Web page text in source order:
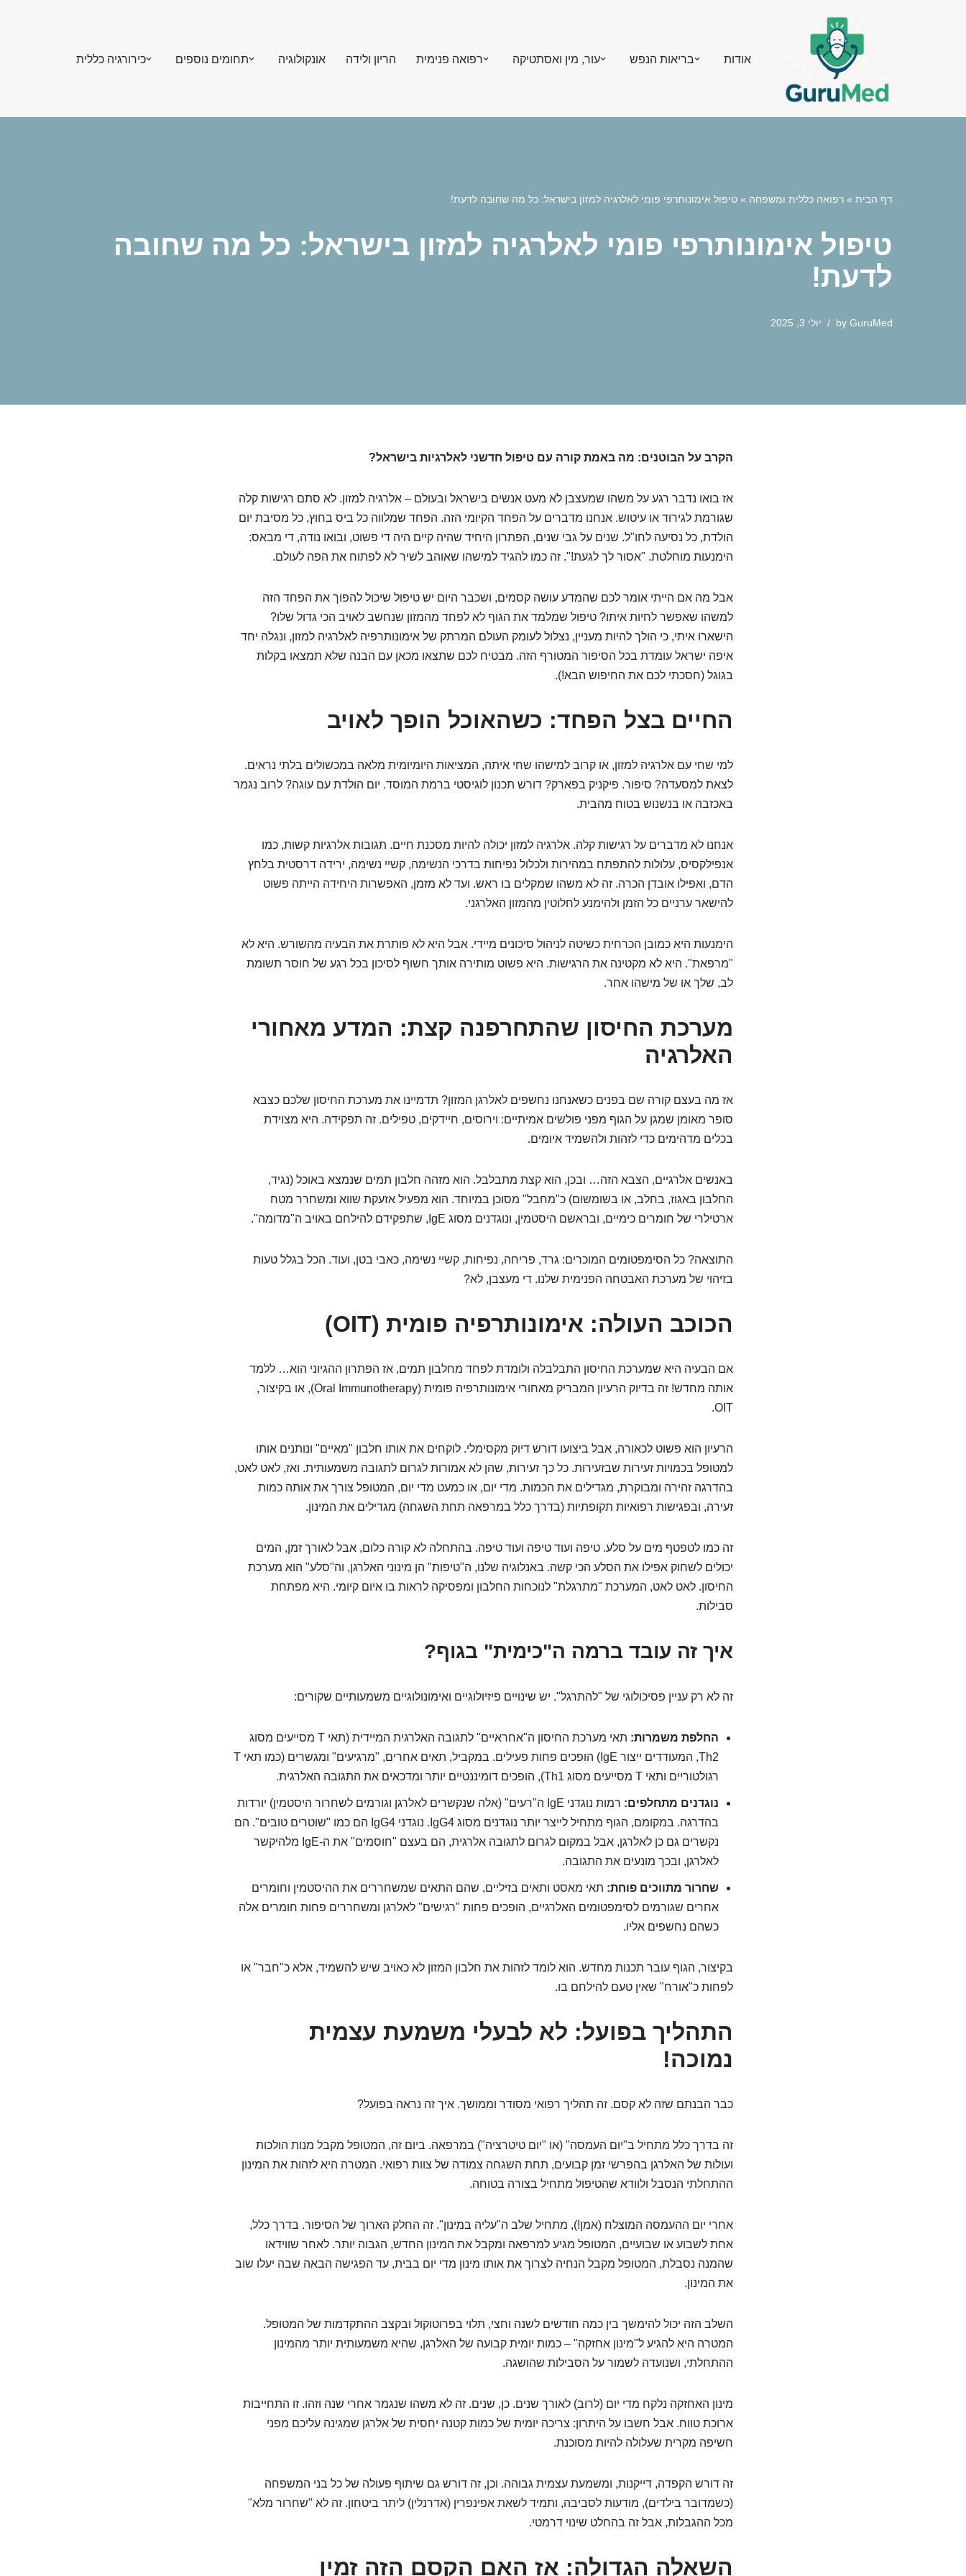
אודות בריאות הנפש עור, מין ואסתטיקה רפואה פנימית הריון ולידה אונקולוגיה תחומים נוספים כירורגיה כללית
דף הבית » רפואה כללית ומשפחה » טיפול אימונותרפי פומי לאלרגיה למזון בישראל: כל מה שחובה לדעת!
טיפול אימונותרפי פומי לאלרגיה למזון בישראל: כל מה שחובה
לדעת!
by GuruMed יולי 3, 2025
הקרב על הבוטנים: מה באמת קורה עם טיפול חדשני לאלרגיות בישראל?
אז בואו נדבר רגע על משהו שמעצבן לא מעט אנשים בישראל ובעולם – אלרגיה למזון. לא סתם רגישות קלה
שגורמת לגירוד או עיטוש. אנחנו מדברים על הפחד הקיומי הזה. הפחד שמלווה כל ביס בחוץ, כל מסיבת יום
הולדת, כל נסיעה לחו"ל. שנים על גבי שנים, הפתרון היחיד שהיה קיים היה די פשוט, ובואו נודה, די מבאס:
הימנעות מוחלטת. "אסור לך לגעת!". זה כמו להגיד למישהו שאוהב לשיר לא לפתוח את הפה לעולם.
אבל מה אם הייתי אומר לכם שהמדע עושה קסמים, ושכבר היום יש טיפול שיכול להפוך את הפחד הזה
למשהו שאפשר לחיות איתו? טיפול שמלמד את הגוף לא לפחד מהמזון שנחשב לאויב הכי גדול שלו?
הישארו איתי, כי הולך להיות מעניין, נצלול לעומק העולם המרתק של אימונותרפיה לאלרגיה למזון, ונגלה יחד
איפה ישראל עומדת בכל הסיפור המטורף הזה. מבטיח לכם שתצאו מכאן עם הבנה שלא תמצאו בקלות
בגוגל (חסכתי לכם את החיפוש הבא!).
החיים בצל הפחד: כשהאוכל הופך לאויב
למי שחי עם אלרגיה למזון, או קרוב למישהו שחי איתה, המציאות היומיומית מלאה במכשולים בלתי נראים.
לצאת למסעדה? סיפור. פיקניק בפארק? דורש תכנון לוגיסטי ברמת המוסד. יום הולדת עם עוגה? לרוב נגמר
באכזבה או בנשנוש בטוח מהבית.
אנחנו לא מדברים על רגישות קלה. אלרגיה למזון יכולה להיות מסכנת חיים. תגובות אלרגיות קשות, כמו
אנפילקסיס, עלולות להתפתח במהירות ולכלול נפיחות בדרכי הנשימה, קשיי נשימה, ירידה דרסטית בלחץ
הדם, ואפילו אובדן הכרה. זה לא משהו שמקלים בו ראש. ועד לא מזמן, האפשרות היחידה הייתה פשוט
להישאר ערניים כל הזמן ולהימנע לחלוטין מהמזון האלרגני.
הימנעות היא כמובן הכרחית כשיטה לניהול סיכונים מיידי. אבל היא לא פותרת את הבעיה מהשורש. היא לא
"מרפאת". היא לא מקטינה את הרגישות. היא פשוט מותירה אותך חשוף לסיכון בכל רגע של חוסר תשומת
לב, שלך או של מישהו אחר.
מערכת החיסון שהתחרפנה קצת: המדע מאחורי
האלרגיה
אז מה בעצם קורה שם בפנים כשאנחנו נחשפים לאלרגן המזון? תדמיינו את מערכת החיסון שלכם כצבא
סופר מאומן שמגן על הגוף מפני פולשים אמיתיים: וירוסים, חיידקים, טפילים. זה תפקידה. היא מצוידת
בכלים מדהימים כדי לזהות ולהשמיד איומים.
באנשים אלרגיים, הצבא הזה… ובכן, הוא קצת מתבלבל. הוא מזהה חלבון תמים שנמצא באוכל (נגיד,
החלבון באגוז, בחלב, או בשומשום) כ"מחבל" מסוכן במיוחד. הוא מפעיל אזעקת שווא ומשחרר מטח
ארטילרי של חומרים כימיים, ובראשם היסטמין, ונוגדנים מסוג IgE, שתפקידם להילחם באויב ה"מדומה".
התוצאה? כל הסימפטומים המוכרים: גרד, פריחה, נפיחות, קשיי נשימה, כאבי בטן, ועוד. הכל בגלל טעות
בזיהוי של מערכת האבטחה הפנימית שלנו. די מעצבן, לא?
הכוכב העולה: אימונותרפיה פומית (OIT)
אם הבעיה היא שמערכת החיסון התבלבלה ולומדת לפחד מחלבון תמים, אז הפתרון ההגיוני הוא… ללמד
אותה מחדש! זה בדיוק הרעיון המבריק מאחורי אימונותרפיה פומית (Oral Immunotherapy), או בקיצור,
OIT.
הרעיון הוא פשוט לכאורה, אבל ביצועו דורש דיוק מקסימלי. לוקחים את אותו חלבון "מאיים" ונותנים אותו
למטופל בכמויות זעירות שבזעירות. כל כך זעירות, שהן לא אמורות לגרום לתגובה משמעותית. ואז, לאט לאט,
בהדרגה זהירה ומבוקרת, מגדילים את הכמות. מדי יום, או כמעט מדי יום, המטופל צורך את אותה כמות
זעירה, ובפגישות רפואיות תקופתיות (בדרך כלל במרפאה תחת השגחה) מגדילים את המינון.
זה כמו לטפטף מים על סלע. טיפה ועוד טיפה ועוד טיפה. בהתחלה לא קורה כלום, אבל לאורך זמן, המים
יכולים לשחוק אפילו את הסלע הכי קשה. באנלוגיה שלנו, ה"טיפות" הן מינוני האלרגן, וה"סלע" הוא מערכת
החיסון. לאט לאט, המערכת "מתרגלת" לנוכחות החלבון ומפסיקה לראות בו איום קיומי. היא מפתחת
סבילות.
איך זה עובד ברמה ה"כימית" בגוף?
זה לא רק עניין פסיכולוגי של "להתרגל". יש שינויים פיזיולוגיים ואימונולוגיים משמעותיים שקורים:
החלפת משמרות:
תאי מערכת החיסון ה"אחראיים" לתגובה האלרגית המיידית (תאי T מסייעים מסוג
Th2, המעודדים ייצור IgE) הופכים פחות פעילים. במקביל, תאים אחרים, "מרגיעים" ומגשרים (כמו תאי T
רגולטוריים ותאי T מסייעים מסוג Th1), הופכים דומיננטיים יותר ומדכאים את התגובה האלרגית.
נוגדנים מתחלפים:
רמות נוגדני IgE ה"רעים" (אלה שנקשרים לאלרגן וגורמים לשחרור היסטמין) יורדות
בהדרגה. במקומם, הגוף מתחיל לייצר יותר נוגדנים מסוג IgG4. נוגדני IgG4 הם כמו "שוטרים טובים". הם
נקשרים גם כן לאלרגן, אבל במקום לגרום לתגובה אלרגית, הם בעצם "חוסמים" את ה-IgE מלהיקשר
לאלרגן, ובכך מונעים את התגובה.
שחרור מתווכים פוחת: תאי מאסט ותאים בזיליים, שהם התאים שמשחררים את ההיסטמין וחומרים
אחרים שגורמים לסימפטומים האלרגיים, הופכים פחות "רגישים" לאלרגן ומשחררים פחות חומרים אלה
כשהם נחשפים אליו.
בקיצור, הגוף עובר תכנות מחדש. הוא לומד לזהות את חלבון המזון לא כאויב שיש להשמיד, אלא כ"חבר" או
לפחות כ"אורח" שאין טעם להילחם בו.
התהליך בפועל: לא לבעלי משמעת עצמית
נמוכה!
כבר הבנתם שזה לא קסם. זה תהליך רפואי מסודר וממושך. איך זה נראה בפועל?
זה בדרך כלל מתחיל ב"יום העמסה" (או "יום טיטרציה") במרפאה. ביום זה, המטופל מקבל מנות הולכות
ועולות של האלרגן בהפרשי זמן קבועים, תחת השגחה צמודה של צוות רפואי. המטרה היא לזהות את המינון
ההתחלתי הנסבל ולוודא שהטיפול מתחיל בצורה בטוחה.
אחרי יום ההעמסה המוצלח (אמן!), מתחיל שלב ה"עליה במינון". זה החלק הארוך של הסיפור. בדרך כלל,
אחת לשבוע או שבועיים, המטופל מגיע למרפאה ומקבל את המינון החדש, הגבוה יותר. לאחר שווידאו
שהמנה נסבלת, המטופל מקבל הנחיה לצרוך את אותו מינון מדי יום בבית, עד הפגישה הבאה שבה יעלו שוב
את המינון.
השלב הזה יכול להימשך בין כמה חודשים לשנה וחצי, תלוי בפרוטוקול ובקצב ההתקדמות של המטופל.
המטרה היא להגיע ל"מינון אחזקה" – כמות יומית קבועה של האלרגן, שהיא משמעותית יותר מהמינון
ההתחלתי, ושנועדה לשמור על הסבילות שהושגה.
מינון האחזקה נלקח מדי יום (לרוב) לאורך שנים. כן, שנים. זה לא משהו שנגמר אחרי שנה וזהו. זו התחייבות
ארוכת טווח. אבל חשבו על היתרון: צריכה יומית של כמות קטנה יחסית של אלרגן שמגינה עליכם מפני
חשיפה מקרית שעלולה להיות מסוכנת.
זה דורש הקפדה, דייקנות, ומשמעת עצמית גבוהה. וכן, זה דורש גם שיתוף פעולה של כל בני המשפחה
(כשמדובר בילדים), מודעות לסביבה, ותמיד לשאת אפינפרין (אדרנלין) ליתר ביטחון. זה לא "שחרור מלא"
מכל ההגבלות, אבל זה בהחלט שינוי דרמטי.
השאלה הגדולה: אז האם הקסם הזה זמין